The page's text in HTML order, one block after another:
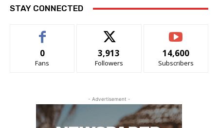
STAY CONNECTED
0
Fans
3,913
Followers
14,600
Subscribers
- Advertisement -